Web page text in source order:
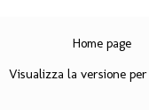
Home page
Visualizza la versione